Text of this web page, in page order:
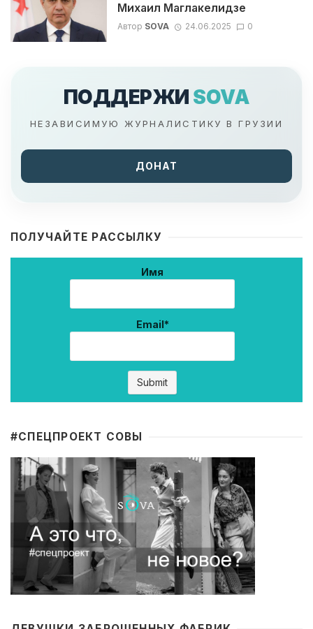
Михаил Маглакелидзе
Автор SOVA 24.06.2025 0
ПОДДЕРЖИ SOVA
НЕЗАВИСИМУЮ ЖУРНАЛИСТИКУ В ГРУЗИИ
ДОНАТ
ПОЛУЧАЙТЕ РАССЫЛКУ
Имя
Email*
#CПЕЦПРОЕКТ СОВЫ